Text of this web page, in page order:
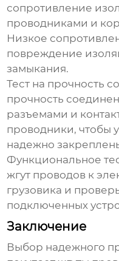
сопротивление
проводниками и
Низкое
повреждение
замыкания.
Тест на прочность
прочность
разъемами и
проводники, чтобы
надежно
Функциональное
жгут проводов к
грузовика и
подключенных
Заключение
Выбор надежного